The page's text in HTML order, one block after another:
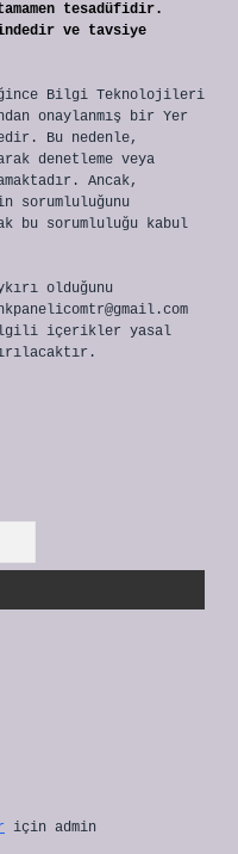
tesadüfidir.
ve tavsiye
Bilgi Teknolojileri
onaylanmış bir Yer
Bu nedenle,
denetleme veya
Ancak,
sorumluluğunu
bu sorumluluğu kabul
olduğunu
içerikler yasal
için admin